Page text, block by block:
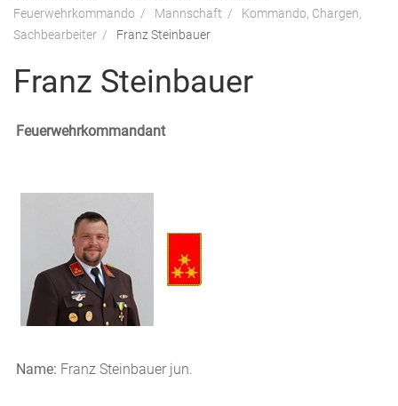
Feuerwehrkommando
Mannschaft
Kommando, Chargen,
Sachbearbeiter
Franz Steinbauer
Franz Steinbauer
Feuerwehrkommandant
Name: Franz Steinbauer jun.